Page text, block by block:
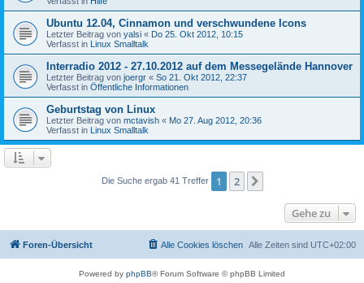
Ubuntu 12.04, Cinnamon und verschwundene Icons
Letzter Beitrag von yalsi « Do 25. Okt 2012, 10:15
Verfasst in Linux Smalltalk
Interradio 2012 - 27.10.2012 auf dem Messegelände Hannover
Letzter Beitrag von joergr « So 21. Okt 2012, 22:37
Verfasst in Öffentliche Informationen
Geburtstag von Linux
Letzter Beitrag von mctavish « Mo 27. Aug 2012, 20:36
Verfasst in Linux Smalltalk
Die Suche ergab 41 Treffer 1 2
Gehe zu
Foren-Übersicht Alle Zeiten sind UTC+02:00
Alle Cookies löschen
Powered by phpBB® Forum Software © phpBB Limited